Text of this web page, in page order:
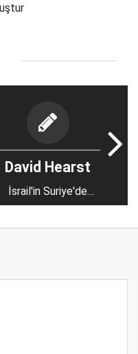
David Hearst
İsrail'in Suriye'de
aşırıya kaçması